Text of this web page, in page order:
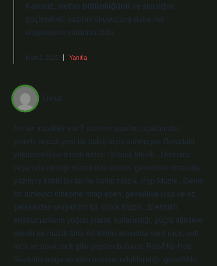
Katkınız, metnin bütünlüğünü ve akıcılığını
güçlendirdi; yazının okuyucuya daha net
ulaşmasına yardımcı oldu.
Mart 2, 2026 Yanıtla
Umut
Ne tür müzikler var ? üzerine yapılan açıklamalar
yeterli, ancak yeni bir bakış açısı sunmuyor. Buradaki
yaklaşım Bazı müzik türleri : Klasik Müzik . Orkestra
veya oda müziği olarak icra edilen, genellikle notalarla
yazılmış köklü bir tarihe sahip müzik. Pop Müzik . Geniş
bir dinleyici kitlesine hitap eden, genellikle kısa ve öz
şarkılardan oluşan bir tür. Rock Müzik . Elektrikli
enstrümanların yoğun olarak kullanıldığı, güçlü ritimlere
dayalı bir müzik türü. Alt türleri arasında hard rock, soft
rock ve punk rock gibi çeşitler bulunur. Rap/Hip-Hop .
Sözlerin vurgu ve ritim üzerine odaklandığı, genellikle